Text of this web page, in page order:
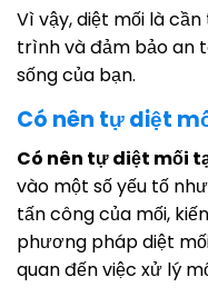
Vì vậy, diệt mối là
trình và đảm bảo an
sống của bạn.
Có nên tự diệt
Có nên tự diệt mối
vào một số yếu tố
tấn công của mối,
phương pháp diệt
quan đến việc xử lý